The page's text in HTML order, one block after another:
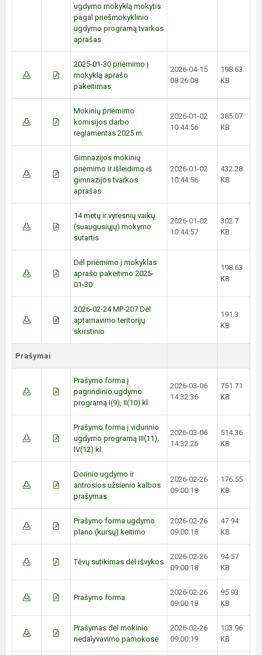
ugdymo mokyklą mokytis
pagal priešmokyklinio
ugdymo programą tvarkos
aprašas
2025-01-30 priėmimo į
mokyklą aprašo
pakeitimas
2026-04-15
08:26:08
198.63
KB
Mokinių priėmimo
komisijos darbo
reglamentas 2025 m.
2026-01-02
10:44:56
385.07
KB
Gimnazijos mokinių
priėmimo ir išleidimo iš
gimnazijos tvarkos
aprašas
2026-01-02
10:44:56
432.28
KB
14 metų ir vyresnių vaikų
(suaugusiųjų) mokymo
sutartis
2026-01-02
10:44:57
302.7
KB
Dėl priėmimo į mokyklas
aprašo pakeitimo 2025-
01-30
198.63
KB
2026-02-24 MP-207 Dėl
aptarnavimo teritorijų
skirstinio
191.3
KB
Prašymai
Prašymo forma į
pagrindinio ugdymo
programą I(9), II(10) kl.
2026-03-06
14:32:36
751.71
KB
Prašymo forma į vidurinio
ugdymo programą III(11),
IV(12) kl.
2026-03-06
14:32:26
514.36
KB
Dorinio ugdymo ir
antrosios užsienio kalbos
prašymas
2026-02-26
09:00:18
176.55
KB
Prašymo forma ugdymo
plano (kursų) keitimo
2026-02-26
09:00:18
47.94
KB
Tėvų sutikimas dėl išvykos
2026-02-26
09:00:18
94.57
KB
Prašymo forma
2026-02-26
09:00:18
95.93
KB
Prašymas dėl mokinio
nedalyvavimo pamokose
2026-02-26
09:00:19
103.96
KB